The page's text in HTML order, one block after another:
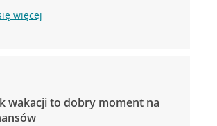
więcej
wakacji to dobry moment na